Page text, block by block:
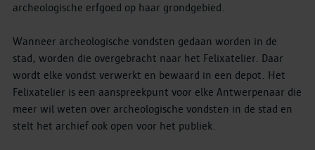
archeologische erfgoed op haar grondgebied.
Wanneer archeologische vondsten gedaan worden in de
stad, worden die overgebracht naar het Felixatelier. Daar
wordt elke vondst verwerkt en bewaard in een depot. Het
Felixatelier is een aanspreekpunt voor elke Antwerpenaar die
meer wil weten over archeologische vondsten in de stad en
stelt het archief ook open voor het publiek.